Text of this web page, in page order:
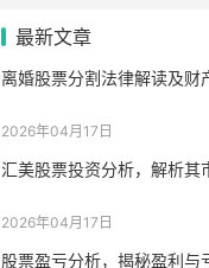
最新文章
离婚股票分割法律解读及财
2026年04月17日
汇美股票投资分析，解析其
2026年04月17日
股票盈亏分析，揭秘盈利与